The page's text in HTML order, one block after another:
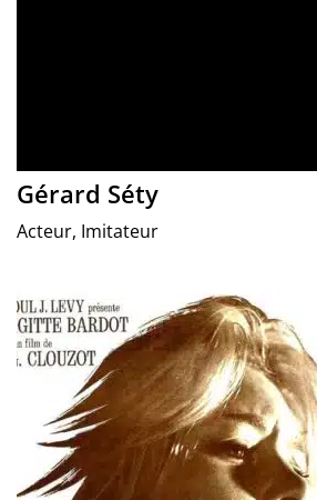
Gérard Séty
Acteur, Imitateur